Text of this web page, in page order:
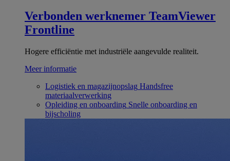
Verbonden werknemer TeamViewer
Frontline
Hogere efficiëntie met industriële aangevulde realiteit.
Meer informatie
Logistiek en magazijnopslag Handsfree
materiaalverwerking
Opleiding en onboarding Snelle onboarding en
bijscholing